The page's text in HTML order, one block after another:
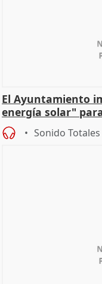
El Ayuntamiento
energía solar"
Sonido Totales